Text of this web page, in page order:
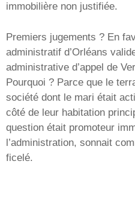
immobilière non justifiée.
Premiers jugements ? En
administratif d’Orléans
administrative d’appel de
Pourquoi ? Parce que le
société dont le mari était
côté de leur habitation
question était promoteur
l’administration, sonnait
ficelé.